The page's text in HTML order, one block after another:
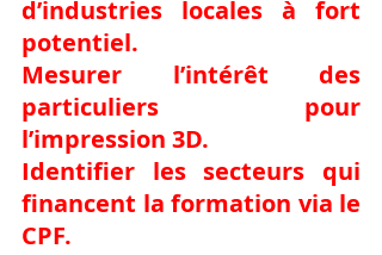
d’industries locales à fort
potentiel.
Mesurer l’intérêt des
particuliers pour
l’impression 3D.
Identifier les secteurs qui
financent la formation via le
CPF.